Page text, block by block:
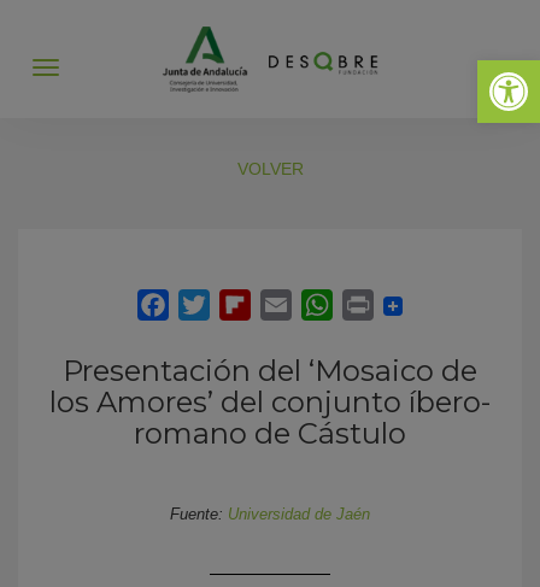
Abrir
Abrir
VOLVER
Presentación del ‘Mosaico de
los Amores’ del conjunto íbero-
romano de Cástulo
Fuente: Universidad de Jaén